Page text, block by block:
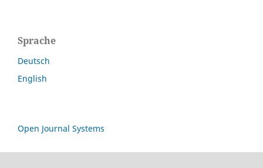
Sprache
Deutsch
English
Open Journal Systems